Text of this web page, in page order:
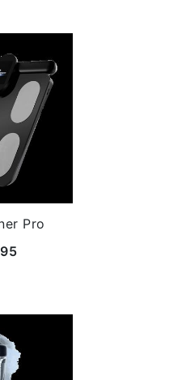
Pro